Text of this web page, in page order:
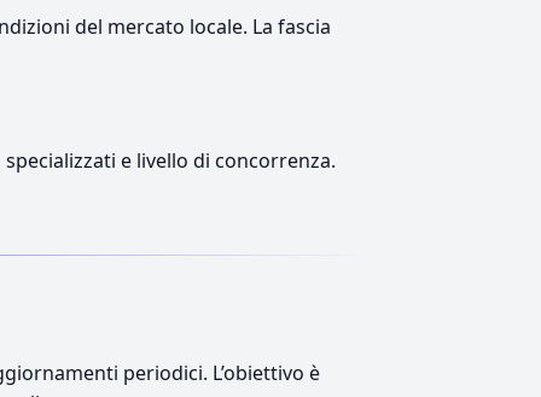
del mercato locale. La fascia
e livello di concorrenza.
periodici. L’obiettivo è